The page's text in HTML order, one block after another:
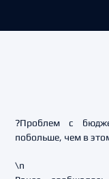
?Проблем с
побольше, чем в
\n